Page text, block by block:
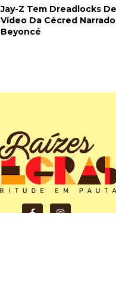
Jay-Z Tem Dreadlocks
Vídeo Da Cécred
Beyoncé